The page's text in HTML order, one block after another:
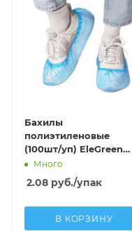
Бахилы
полиэтиленовые
(100шт/уп) EleGreen
Стандарт Лайт-Н ПНД
(1,8г; 6мкм) синий
Много
2.08 руб./упак
В КОРЗИНУ